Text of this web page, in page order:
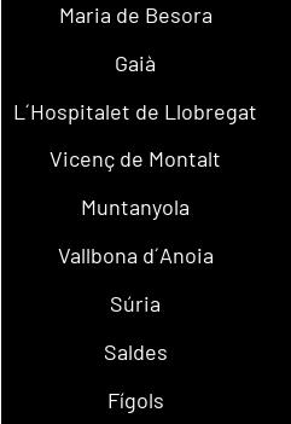
Maria de Besora
Gaià
L´Hospitalet de Llobregat
Vicenç de Montalt
Muntanyola
Vallbona d´Anoia
Súria
Saldes
Fígols